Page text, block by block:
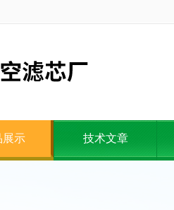
展示 技术文章